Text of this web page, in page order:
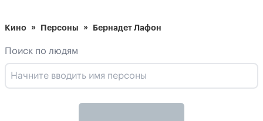
Кино Персоны Бернадет Лафон
Поиск по людям